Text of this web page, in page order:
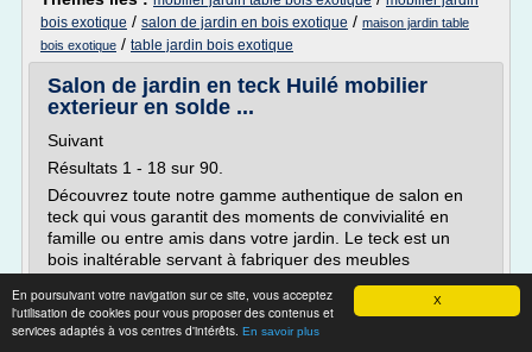
X
En poursuivant votre navigation sur ce site, vous acceptez
l'utilisation de cookies pour vous proposer des contenus et
services adaptés à vos centres d'intérêts. En savoir plus
bois exotique / salon de jardin en bois exotique / maison jardin table
bois exotique / table jardin bois exotique
Salon de jardin en teck Huilé mobilier
exterieur en solde ...
Suivant
Résultats 1 - 18 sur 90.
Découvrez toute notre gamme authentique de salon en
teck qui vous garantit des moments de convivialité en
famille ou entre amis dans votre jardin. Le teck est un
bois inaltérable servant à fabriquer des meubles
variations climatiques et sa durée de vie. Notre collection
ravivera votre jardin avec son aspect...